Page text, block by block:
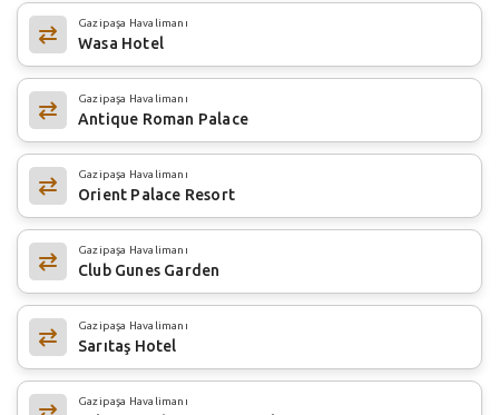
Gazipaşa Havalimanı
Wasa Hotel
Gazipaşa Havalimanı
Antique Roman Palace
Gazipaşa Havalimanı
Orient Palace Resort
Gazipaşa Havalimanı
Club Gunes Garden
Gazipaşa Havalimanı
Sarıtaş Hotel
Gazipaşa Havalimanı